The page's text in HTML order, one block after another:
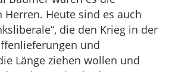
Heute sind es auch
die den Krieg in der
und
Länge ziehen wollen und